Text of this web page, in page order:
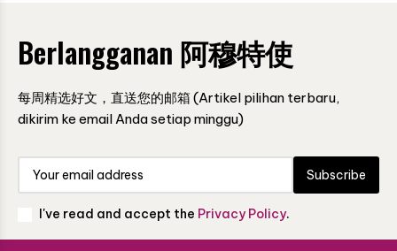
Berlangganan 阿穆特使
每周精选好文，直送您的邮箱 (Artikel pilihan terbaru,
dikirim ke email Anda setiap minggu)
Subscribe
I've read and accept the Privacy Policy.